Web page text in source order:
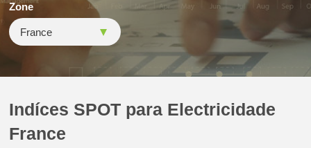
Zone
Indíces SPOT para Electricidade
France